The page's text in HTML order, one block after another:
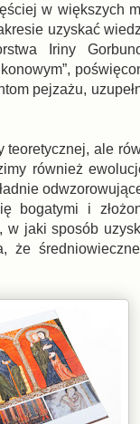
w większych
uzyskać
Iriny
pejzażu,
ale
również
bogatymi i
jaki sposób
że